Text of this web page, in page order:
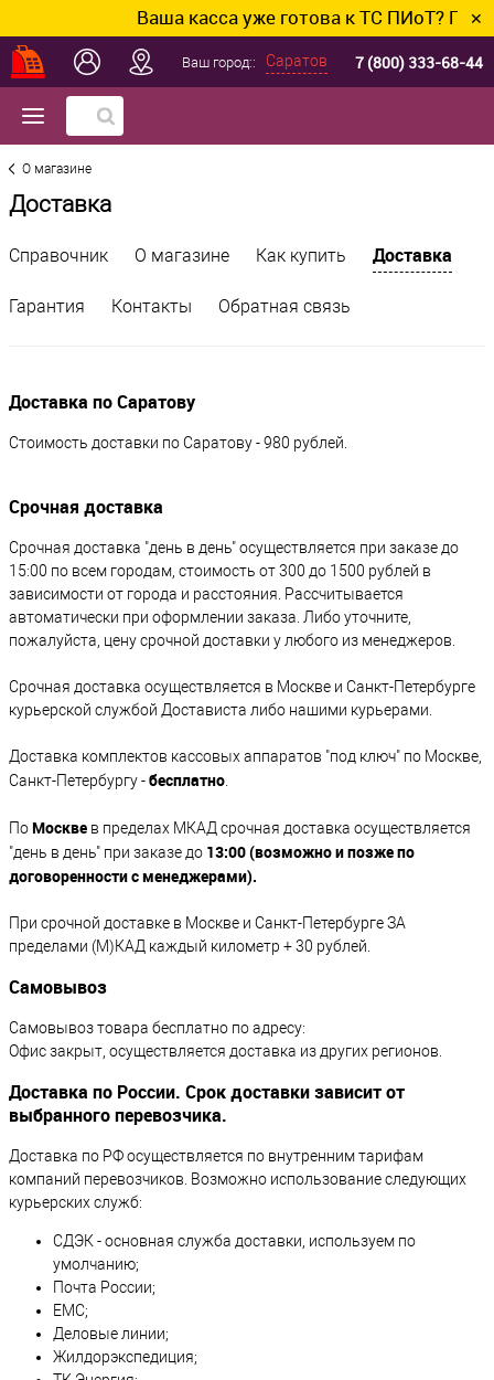
Ваша касса уже готова к ТС ПИоТ? ✕
Ваш город:: Саратов 7 (800) 333-68-44
О магазине
Доставка
Справочник О магазине Как купить Доставка
Гарантия Контакты Обратная связь
Доставка по Саратову
Стоимость доставки по Саратову - 980 рублей.
Срочная доставка
Срочная доставка "день в день" осуществляется при заказе до
15:00 по всем городам, стоимость от 300 до 1500 рублей в
зависимости от города и расстояния. Рассчитывается
автоматически при оформлении заказа. Либо уточните,
пожалуйста, цену срочной доставки у любого из менеджеров.
Срочная доставка осуществляется в Москве и Санкт-Петербурге
курьерской службой Достависта либо нашими курьерами.
Доставка комплектов кассовых аппаратов "под ключ" по Москве,
Санкт-Петербургу -бесплатно.
По Москве в пределах МКАД срочная доставка осуществляется
"день в день" при заказе до 13:00 (возможно и позже по
договоренности с менеджерами).
При срочной доставке в Москве и Санкт-Петербурге ЗА
пределами (М)КАД каждый километр + 30 рублей.
Самовывоз
Самовывоз товара бесплатно по адресу:
Офис закрыт, осуществляется доставка из других регионов.
Доставка по России. Срок доставки зависит от
выбранного перевозчика.
Доставка по РФ осуществляется по внутренним тарифам
компаний перевозчиков. Возможно использование следующих
курьерских служб:
СДЭК - основная служба доставки, используем по
умолчанию;
Почта России;
ЕМС;
Деловые линии;
Жилдорэкспедиция;